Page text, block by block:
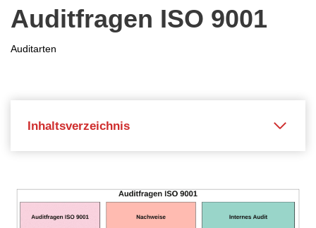
Auditfragen ISO 9001
Auditarten
Inhaltsverzeichnis